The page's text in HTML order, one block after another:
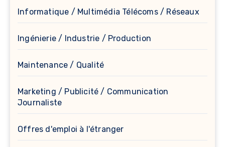
Informatique / Multimédia Télécoms / Réseaux
Ingénierie / Industrie / Production
Maintenance / Qualité
Marketing / Publicité / Communication
Journaliste
Offres d'emploi à l'étranger